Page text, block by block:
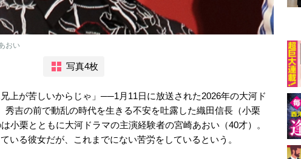
おい
写真4枚
上が苦しいからじゃ」──1月11日に放送された2026年の大河ド
秀吉の前で動乱の時代を生きる不安を吐露した織田信長（小栗
小栗とともに大河ドラマの主演経験者の宮崎あおい（40才）。
いる彼女だが、これまでにない苦労をしているという。